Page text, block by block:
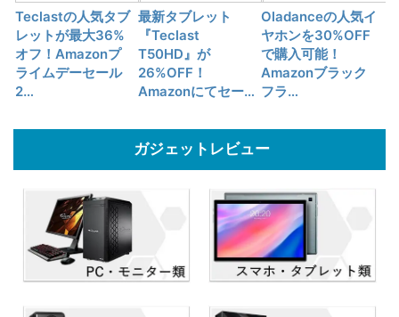
Teclastの人気タブ
レットが最大36%
オフ！Amazonプ
ライムデーセール
2…
最新タブレット
『Teclast
T50HD』が
26%OFF！
Amazonにてセー…
Oladanceの人気イ
ヤホンを30%OFF
で購入可能！
Amazonブラック
フラ…
ガジェットレビュー